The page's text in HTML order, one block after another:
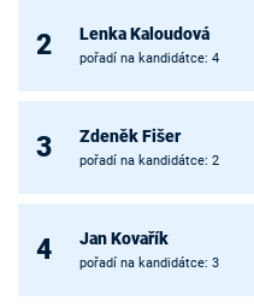
2 Lenka Kaloudová
pořadí na kandidátce: 4
3 Zdeněk Fišer
pořadí na kandidátce: 2
4 Jan Kovařík
pořadí na kandidátce: 3